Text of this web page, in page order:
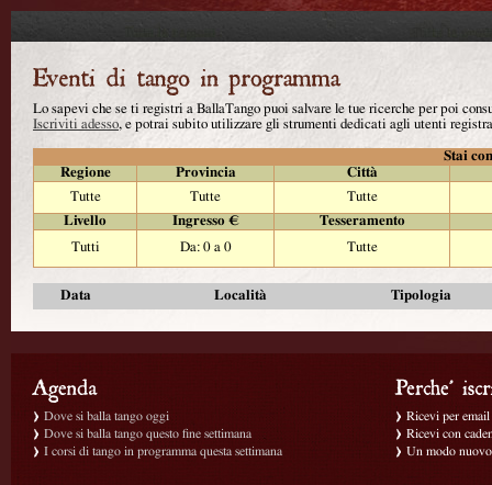
Lo sapevi che se ti registri a BallaTango puoi salvare le tue ricerche per poi
Iscriviti adesso, e potrai subito utilizzare gli strumenti dedicati agli utenti
Stai
Regione
Provincia
Città
Tutte
Tutte
Tutte
Livello
Ingresso €
Tesseramento
Tutti
Da: 0 a 0 Tutte
Data Località Tipologia
Dove si balla tango oggi
Dove si balla tango questo fine settimana
I corsi di tango in programma questa settimana
Ricevi per
Ricevi con
Un modo